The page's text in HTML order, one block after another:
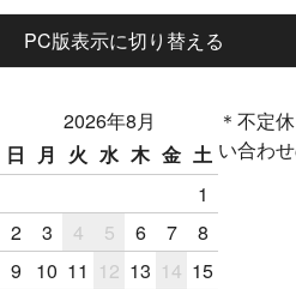
PC版表示に切り替える
2026年8月
日
月 火 水 木 金 土
1
2
3 4 5 6 7
8
9
10 11 12 13 14 15
＊不定
い合わ